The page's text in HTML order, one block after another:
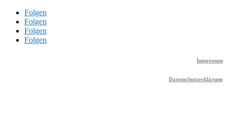
Folgen
Folgen
Folgen
Folgen
Impressum
Datenschutzerklärung